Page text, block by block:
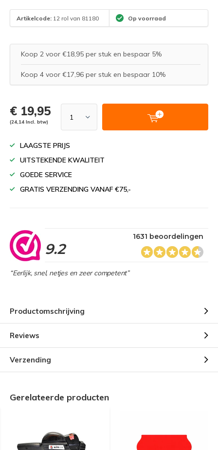
Artikelcode: 12 rol van 81180 Op voorraad
Koop 2 voor €18,95 per stuk en bespaar 5%
Koop 4 voor €17,96 per stuk en bespaar 10%
€ 19,95
(24,14 Incl. btw)
LAAGSTE PRIJS
UITSTEKENDE KWALITEIT
GOEDE SERVICE
GRATIS VERZENDING VANAF €75,-
9.2
1631 beoordelingen
“Eerlijk, snel, netjes en zeer competent”
Productomschrijving
Reviews
Verzending
Gerelateerde producten